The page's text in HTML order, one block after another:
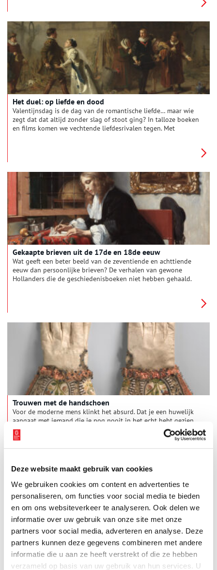
Deze website maakt gebruik van cookies
We gebruiken cookies om content en advertenties te
personaliseren, om functies voor social media te bieden
en om ons websiteverkeer te analyseren. Ook delen we
informatie over uw gebruik van onze site met onze
partners voor social media, adverteren en analyse. Deze
partners kunnen deze gegevens combineren met andere
informatie die u aan ze heeft verstrekt of die ze hebben
verzameld op basis van uw gebruik van hun services. U
gemaakt?
Het duel: op liefde en dood
Valentijnsdag is de dag van de romantische liefde… maar wie
zegt dat dat altijd zonder slag of stoot ging? In talloze boeken
en films komen we vechtende liefdesrivalen tegen. Met
prijs om te betalen.
Gekaapte brieven uit de 17de en 18de eeuw
Wat geeft een beter beeld van de zeventiende en achttiende
eeuw dan persoonlijke brieven? De verhalen van gewone
Hollanders die de geschiedenisboeken niet hebben gehaald.
krijgen sommigen van hun een stem.
Trouwen met de handschoen
Voor de moderne mens klinkt het absurd. Dat je een huwelijk
aangaat met iemand die je nog nooit in het echt hebt gezien.
Vroeger was de verloving of het huwelijk op de eerste plaats
geen romantische aangelegenheid, maar een bloedserieus
contract. Met als voornaamste doel dat beide partijen ervan
tussen jou en je toekomstige huwelijkspartner zat? Dan kon je
altijd nog ‘trouwen met de handschoen’. Maar wat hield dat
precies in?
In bed met Lodewijk Napoleon
Voor liefhebbers van stijlkamers en antiek meubilair is de